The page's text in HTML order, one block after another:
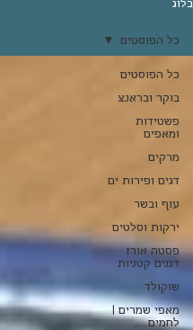
בלוג
כל הפוסטים
בוקר ובראנצ
פשטידות
ומאפים
מרקים
דגים ופירות ים
עוף ובשר
ירקות וסלטים
פסטה אורז
דגנים קטניות
שוקולד
מאפי שמרים |
לחמים
כל הפוסטים